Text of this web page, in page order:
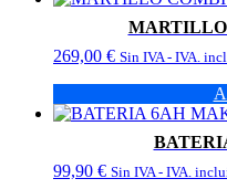
MARTILLO
269,00 € Sin IVA - IVA.
99,90 € Sin IVA - IVA.